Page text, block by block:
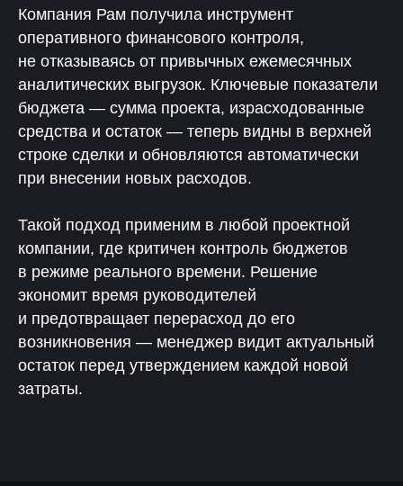
Компания Рам получила инструмент
оперативного финансового контроля,
не отказываясь от привычных ежемесячных
аналитических выгрузок. Ключевые показатели
бюджета — сумма проекта, израсходованные
средства и остаток — теперь видны в верхней
строке сделки и обновляются автоматически
при внесении новых расходов.
Такой подход применим в любой проектной
компании, где критичен контроль бюджетов
в режиме реального времени. Решение
экономит время руководителей
и предотвращает перерасход до его
возникновения — менеджер видит актуальный
остаток перед утверждением каждой новой
затраты.